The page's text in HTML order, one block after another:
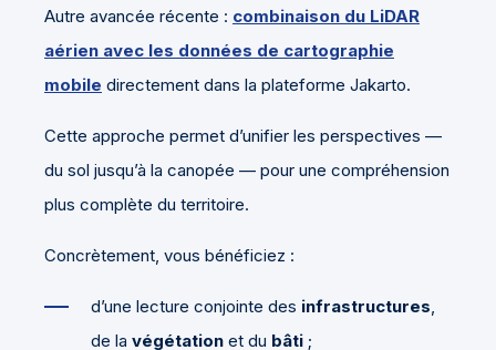
Autre avancée récente : combinaison du LiDAR
aérien avec les données de cartographie
mobile directement dans la plateforme Jakarto.
Cette approche permet d’unifier les perspectives —
du sol jusqu’à la canopée — pour une compréhension
plus complète du territoire.
Concrètement, vous bénéficiez :
d’une lecture conjointe des infrastructures,
de la végétation et du bâti ;